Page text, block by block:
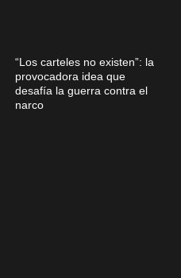
“Los carteles no existen”: la
provocadora idea que
desafía la guerra contra el
narco